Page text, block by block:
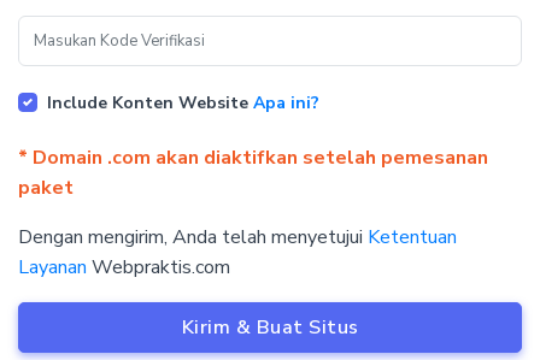
Include Konten Website Apa ini?
* Domain .com akan diaktifkan setelah pemesanan
paket
Dengan mengirim, Anda telah menyetujui Ketentuan
Layanan Webpraktis.com
Kirim & Buat Situs